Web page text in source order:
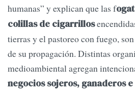
humanas” y explican que las f
colillas de cigarrillos
tierras y el pastoreo con fuego,
de su propagación. Distintas
medioambiental agregan
negocios sojeros, ganaderos